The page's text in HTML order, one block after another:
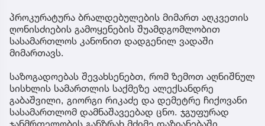
პროკურატურა ბრალდებულების მიმართ აღკვეთის
ღონისძიების გამოყენების შუამდგომლობით
სასამართლოს კანონით დადგენილ ვადაში
მიმართავს.
საზოგადოებას შევახსენებთ, რომ ზემოთ აღნიშნულ
სისხლის სამართლის საქმეზე ალექსანდრე
გაბაშვილი, გიორგი რიკაძე და დემეტრე ჩიქოვანი
სასამართლომ დამნაშავეებად ცნო. ჯგუფურად
ჯანმრთელობის განზრახ მძიმე დაზიანებაში